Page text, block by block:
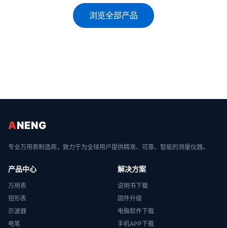
浏览全部产品
ANENG
专业万用表制造商，致力于为全球用户提供精准、可靠、智能的测量仪器。
产品中心
万用表
钳形表
示波器
电笔
解决方案
说明书下载
固件升级
电脑软件下载
手机APP下载